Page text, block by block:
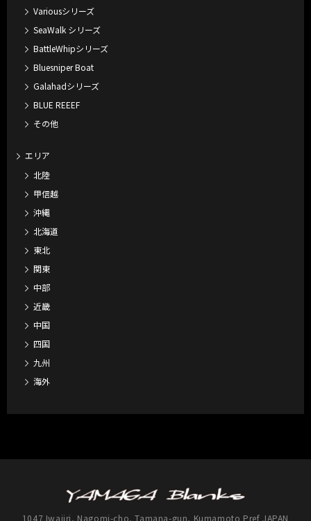
Variousシリーズ
SeaWalk シリーズ
BattleWhipシリーズ
Bluesniper Boat
Galahadシリーズ
BLUE REEEF
その他
エリア
北陸
甲信越
沖縄
北海道
東北
関東
中部
近畿
中国
四国
九州
海外
1047 Iwajiri, Nagomi-cho, Tamana-gun, Kumamoto Pref JAPAN